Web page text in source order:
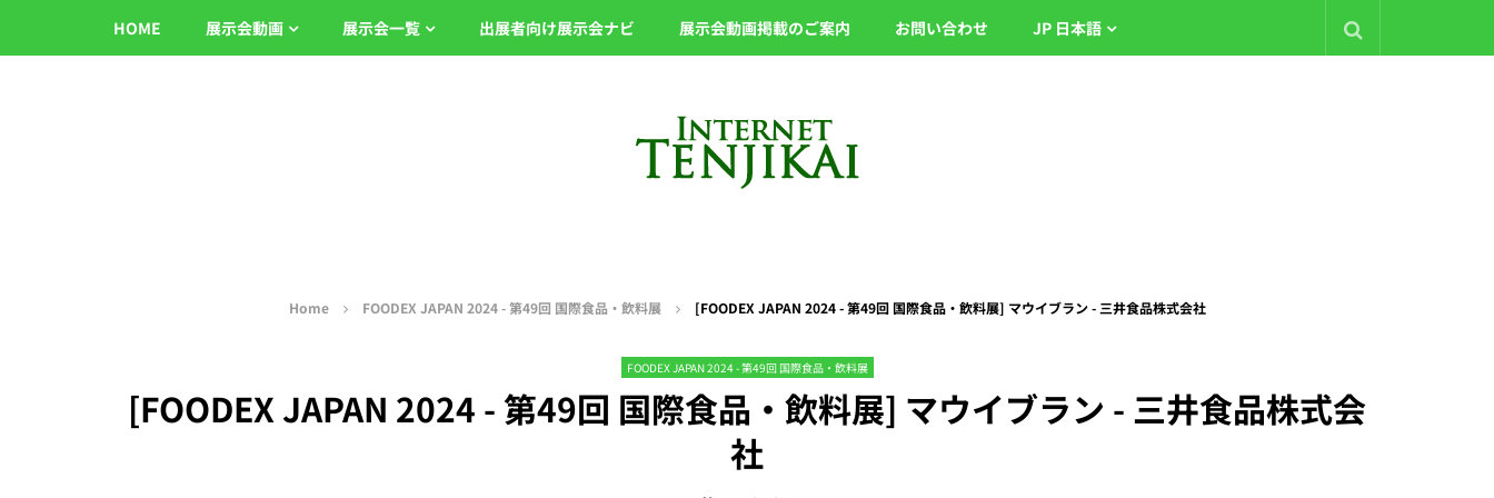
HOME 展示会動画 展示会一覧 出展者向け展示会ナビ 展示会動画掲載のご案内 お問い合わせ JP 日本語
Home FOODEX JAPAN 2024 - 第49回 国際食品・飲料展 [FOODEX JAPAN 2024 - 第49回 国際食品・飲料展] マウイブラン - 三井食品株式会社
FOODEX JAPAN 2024 - 第49回 国際食品・飲料展
[FOODEX JAPAN 2024 - 第49回 国際食品・飲料展] マウイブラン - 三井食品株式会
社